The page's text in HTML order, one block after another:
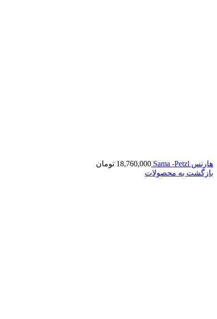
هارنس Sama -Petzl 18,760,000 تومان
بازگشت به محصولات